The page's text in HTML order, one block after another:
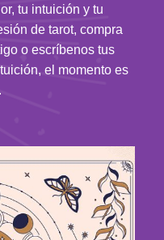
tu intuición y tu
de tarot, compra
o escríbenos tus
el momento es